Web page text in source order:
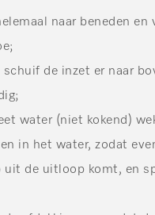
naar beneden en
schuif de inzet er naar
water (niet kokend)
in het water, zodat
uit de uitloop komt, en